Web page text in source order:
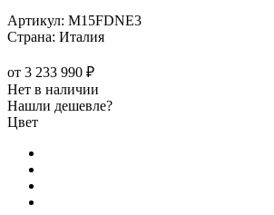
Артикул: M15FDNE3
Страна: Италия
от 3 233 990 ₽
Нет в наличии
Нашли дешевле?
Цвет